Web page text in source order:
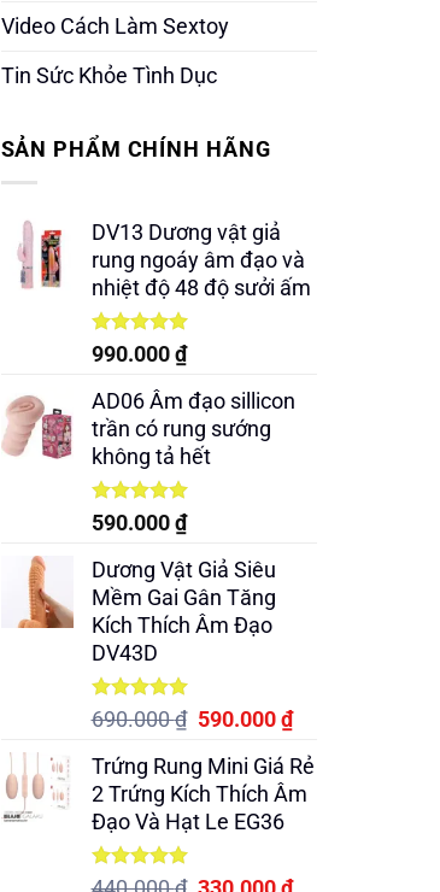
Video Cách Làm Sextoy
Tin Sức Khỏe Tình Dục
SẢN PHẨM CHÍNH HÃNG
DV13 Dương vật giả
rung ngoáy âm đạo và
nhiệt độ 48 độ sưởi ấm
Được xếp
hạng5.00
990.000₫
AD06 Âm đạo sillicon
trần có rung sướng
không tả hết
Được xếp
hạng5.00
590.000₫
Dương Vật Giả Siêu
Mềm Gai Gân Tăng
Kích Thích Âm Đạo
DV43D
Được xếp
hạng5.00
5 sao
690.000₫ Giá
là:
690.000 ₫.
590.000₫Giá
tại
là:
Trứng Rung Mini Giá Rẻ
2 Trứng Kích Thích Âm
Đạo Và Hạt Le EG36
Được xếp
Giá
Giá